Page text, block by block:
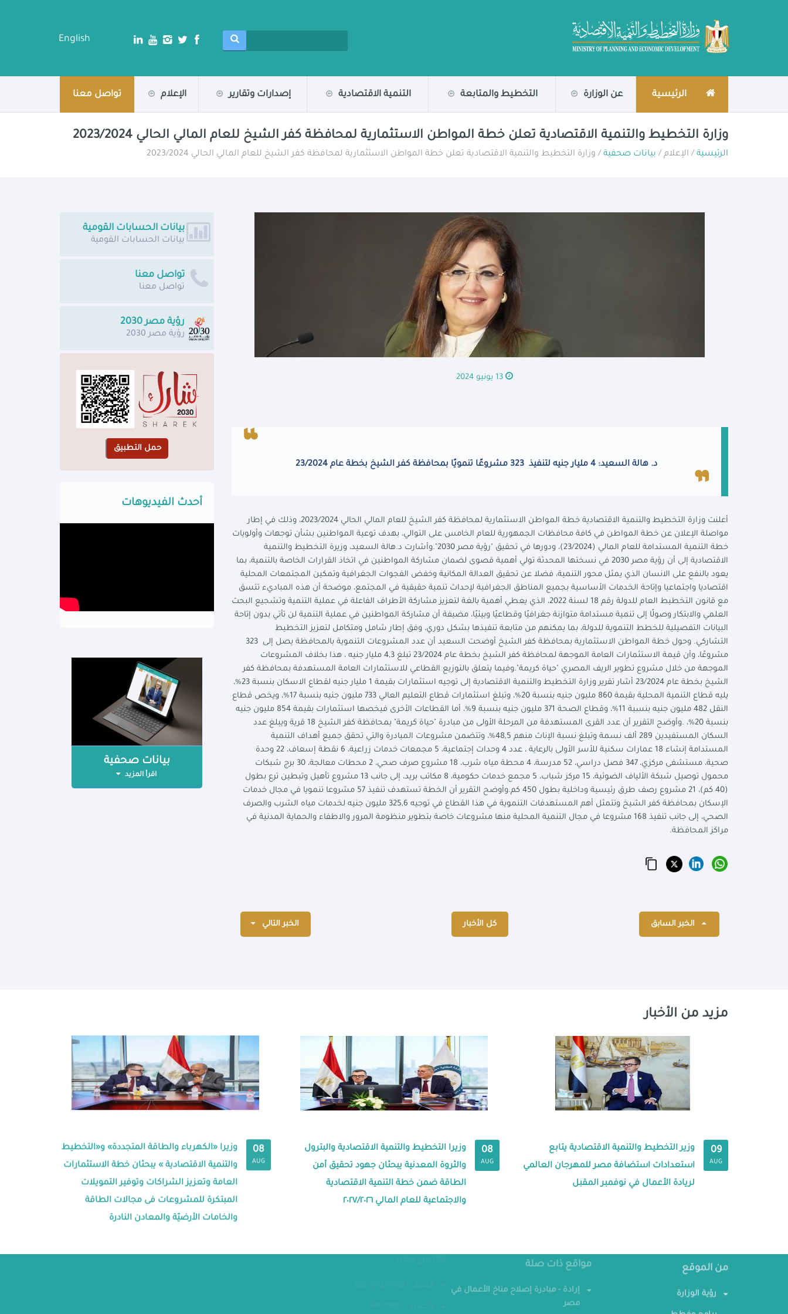
English
الرئيسية عن الوزارة التخطيط والمتابعة التنمية الاقتصادية إصدارات وتقارير الإعلام تواصل معنا
وزارة التخطيط والتنمية الاقتصادية تعلن خطة المواطن الاستثمارية لمحافظة كفر الشيخ للعام المالي الحالي 2023/2024
الرئيسية / الإعلام / بيانات صحفية / وزارة التخطيط والتنمية الاقتصادية تعلن خطة المواطن الاستثمارية لمحافظة كفر الشيخ للعام المالي الحالي 2023/2024
13 يونيو 2024
د. هالة السعيد: 4 مليار جنيه لتنفيذ 323 مشروعًا تنمويًا بمحافظة كفر الشيخ بخطة عام 23/2024
أعلنت وزارة التخطيط والتنمية الاقتصادية خطة المواطن الاستثمارية لمحافظة كفر الشيخ للعام المالي الحالي 2023/2024، وذلك في إطار
مواصلة الإعلان عن خطة المواطن في كافة محافظات الجمهورية للعام الخامس على التوالي، بهدف توعية المواطنين بشأن توجهات وأولويات
خطة التنمية المستدامة للعام المالي (23/2024)، ودورها في تحقيق "رؤية مصر 2030".وأشارت د.هالة السعيد، وزيرة التخطيط والتنمية
الاقتصادية إلى أن رؤية مصر 2030 في نسختها المحدثة تولي أهمية قصوى لضمان مشاركة المواطنين في اتخاذ القرارات الخاصة بالتنمية، بما
يعود بالنفع على الانسان الذي يمثل محور التنمية، فضلا عن تحقيق العدالة المكانية وخفض الفجوات الجغرافية وتمكين المجتمعات المحلية
اقتصاديا واجتماعيا وإتاحة الخدمات الأساسية بجميع المناطق الجغرافية لإحداث تنمية حقيقية في المجتمع، موضحة أن هذه المباديء تتسق
مع قانون التخطيط العام للدولة رقم 18 لسنة 2022، الذي يعطي أهمية بالغة لتعزيز مشاركة الأطراف الفاعلة في عملية التنمية وتشجيع البحث
العلمي والابتكار وصولًا إلى تنمية مستدامة متوازنة جغرافيًا وقطاعيًا وبيئيًا، مضيفة أن مشاركة المواطنين في عملية التنمية لن تأتي بدون إتاحة
البيانات التفصيلية للخطط التنموية للدولة، بما يمكنهم من متابعة تنفيذها بشكل دوري، وفق إطار شامل ومتكامل لتعزيز التخطيط
التشاركي. وحول خطة المواطن الاستثمارية بمحافظة كفر الشيخ أوضحت السعيد أن عدد المشروعات التنموية بالمحافظة يصل إلى 323
مشروعًا، وأن قيمة الاستثمارات العامة الموجهة لمحافظة كفر الشيخ بخطة عام 23/2024 تبلغ 4,3 مليار جنيه ، هذا بخلاف المشروعات
الموجهة من خلال مشروع تطوير الريف المصري "حياة كريمة".وفيما يتعلق بالتوزيع القطاعي للاستثمارات العامة المستهدفة بمحافظة كفر
الشيخ بخطة عام 23/2024 أشار تقرير وزارة التخطيط والتنمية الاقتصادية إلى توجيه استثمارات بقيمة 1 مليار جنيه لقطاع الاسكان بنسبة 23%،
يليه قطاع التنمية المحلية بقيمة 860 مليون جنيه بنسبة 20%، وتبلغ استثمارات قطاع التعليم العالي 733 مليون جنيه بنسبة 17%، ويخص قطاع
النقل 482 مليون جنيه بنسبة 11%، وقطاع الصحة 371 مليون جنيه بنسبة 9%، أما القطاعات الأخرى فيخصها استثمارات بقيمة 854 مليون جنيه
بنسبة 20%، .وأوضح التقرير أن عدد القرى المستهدفة من المرحلة الأولى من مبادرة "حياة كريمة" بمحافظة كفر الشيخ 18 قرية ويبلغ عدد
السكان المستفيدين 289 ألف نسمة وتبلغ نسبة الإناث منهم 48,5%، وتتضمن مشروعات المبادرة والتي تحقق جميع أهداف التنمية
المستدامة إنشاء 18 عمارات سكنية للأسر الأولى بالرعاية ، عدد 4 وحدات إجتماعية، 5 مجمعات خدمات زراعية، 6 نقطة إسعاف، 22 وحدة
صحية، مستشفى مركزي، 347 فصل دراسي، 52 مدرسة، 4 محطة مياه شرب، 18 مشروع صرف صحي، 2 محطات معالجة، 30 برج شبكات
محمول توصيل شبكة الألياف الضوئية، 15 مركز شباب، 5 مجمع خدمات حكومية، 8 مكاتب بريد، إلى جانب 13 مشروع تأهيل وتبطين ترع بطول
(40 كم)، 21 مشروع رصف طرق رئيسية وداخلية بطول 450 كم.وأوضح التقرير أن الخطة تستهدف تنفيذ 57 مشروعا تنمويا في مجال خدمات
الإسكان بمحافظة كفر الشيخ وتتمثل أهم المستهدفات التنموية في هذا القطاع في توجيه 325,6 مليون جنيه لخدمات مياه الشرب والصرف
الصحي، إلى جانب تنفيذ 168 مشروعا في مجال التنمية المحلية منها مشروعات خاصة بتطوير منظومة المرور والاطفاء والحماية المدنية في
مراكز المحافظة.
الخبر السابق كل الأخبار الخبر التالي
بيانات الحسابات القومية
بيانات الحسابات القومية
تواصل معنا
تواصل معنا
رؤية مصر 2030
رؤية مصر 2030
أحدث الفيديوهات
بيانات صحفية
اقرأ المزيد
مزيد من الأخبار
09
AUG
وزير التخطيط والتنمية الاقتصادية يتابع
استعدادات استضافة مصر للمهرجان العالمي
لريادة الأعمال في نوفمبر المقبل
08
AUG
وزيرا التخطيط والتنمية الاقتصادية والبترول
والثروة المعدنية يبحثان جهود تحقيق أمن
الطاقة ضمن خطة التنمية الاقتصادية
والاجتماعية للعام المالي ٢٠٢٧/٢٠٢٦
08
AUG
وزيرا «الكهرباء والطاقة المتجددة» و«التخطيط
والتنمية الاقتصادية » يبحثان خطة الاستثمارات
العامة وتعزيز الشراكات وتوفير التمويلات
المبتكرة للمشروعات فى مجالات الطاقة
والخامات الأرضيّة والمعادن النادرة
من الموقع
رؤية الوزارة
مواقع ذات صلة
إرادة - مبادرة إصلاح مناخ الأعمال في